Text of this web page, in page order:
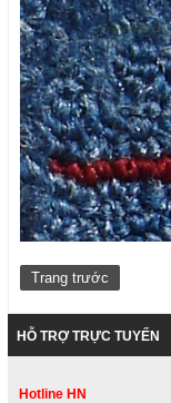
Trang trước
HỖ TRỢ TRỰC TUYẾN
Hotline HN